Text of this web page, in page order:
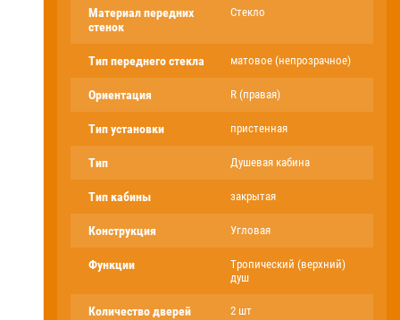
Материал передних
стенок
Стекло
Тип переднего стекла матовое (непрозрачное)
Ориентация R (правая)
Тип установки пристенная
Тип Душевая кабина
Тип кабины закрытая
Конструкция Угловая
Функции
Тропический (верхний)
душ
Количество дверей 2 шт